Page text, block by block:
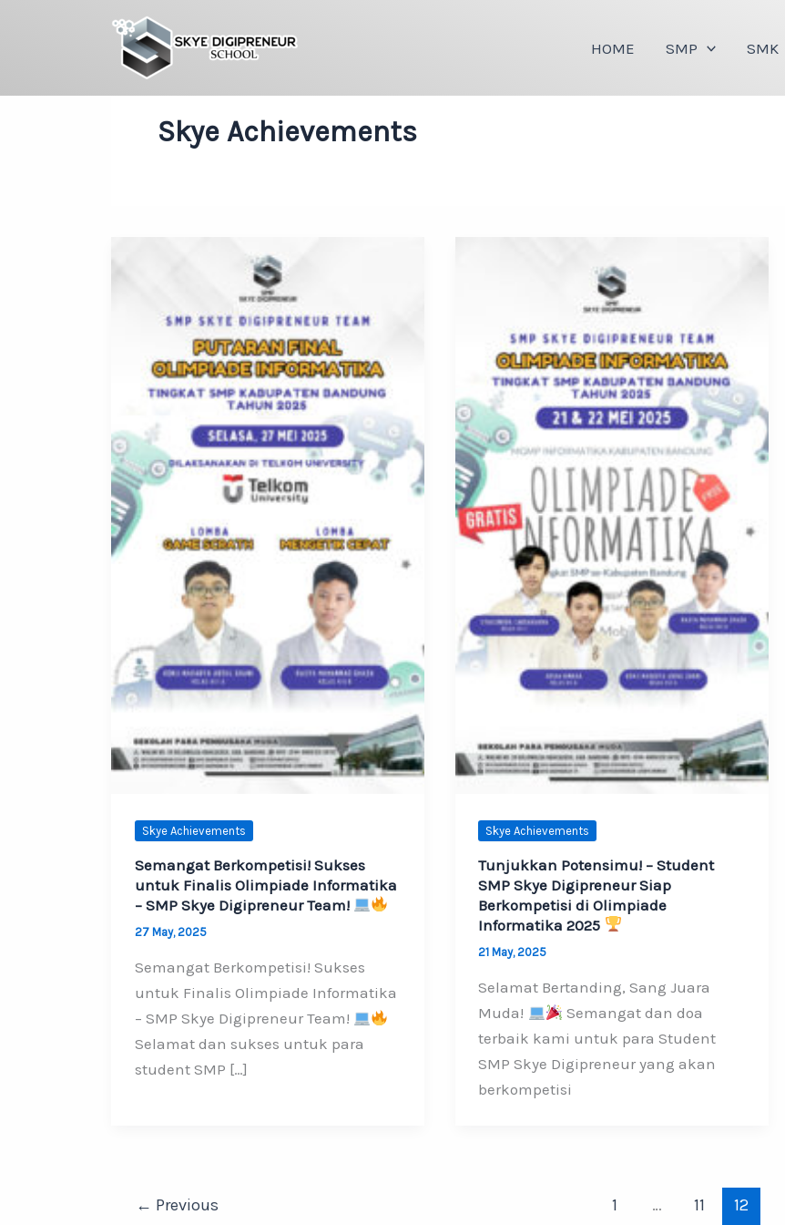
HOME SMP SMK
Skye Achievements
Skye Achievements
Semangat Berkompetisi! Sukses
untuk Finalis Olimpiade Informatika
– SMP Skye Digipreneur Team!
27 May, 2025
Semangat Berkompetisi! Sukses
untuk Finalis Olimpiade Informatika
– SMP Skye Digipreneur Team!
Selamat dan sukses untuk para
student SMP […]
Skye Achievements
Tunjukkan Potensimu! – Student
SMP Skye Digipreneur Siap
Berkompetisi di Olimpiade
Informatika 2025
21 May, 2025
Selamat Bertanding, Sang Juara
Muda!
Semangat dan doa
terbaik kami untuk para Student
SMP Skye Digipreneur yang akan
berkompetisi
← Previous 1 … 11 12